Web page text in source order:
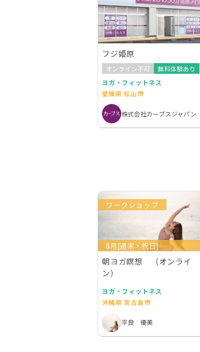
フジ姫原
オンライン不可
無料体験あり
ヨガ・フィットネス
愛媛県 松山市
株式会社カーブスジャパン
ワークショップ
8月[週末・祝日]
朝ヨガ瞑想 （オンライ
ン）
ヨガ・フィットネス
沖縄県 宮古島市
平良 優美